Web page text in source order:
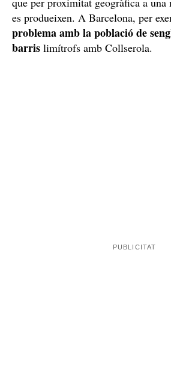
es produeixen. A Barcelona, per
problema amb la població de
barris limítrofs amb Collserola.